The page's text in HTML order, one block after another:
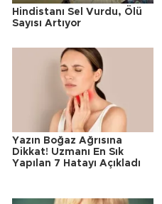
Hindistanı Sel Vurdu, Ölü
Sayısı Artıyor
Yazın Boğaz Ağrısına
Dikkat! Uzmanı En Sık
Yapılan 7 Hatayı Açıkladı